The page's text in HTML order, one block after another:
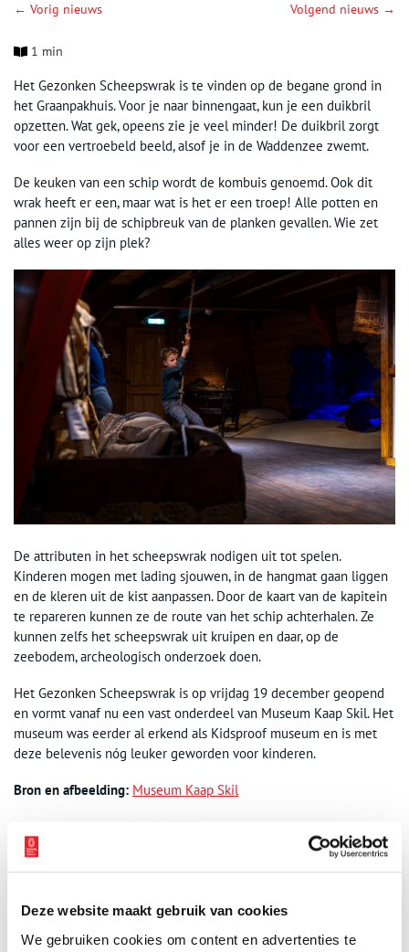
Deze website maakt gebruik van cookies
We gebruiken cookies om content en advertenties te
← Vorig nieuws Volgend nieuws →
1 min
Het Gezonken Scheepswrak is te vinden op de begane grond in
het Graanpakhuis. Voor je naar binnengaat, kun je een duikbril
opzetten. Wat gek, opeens zie je veel minder! De duikbril zorgt
voor een vertroebeld beeld, alsof je in de Waddenzee zwemt.
De keuken van een schip wordt de kombuis genoemd. Ook dit
wrak heeft er een, maar wat is het er een troep! Alle potten en
pannen zijn bij de schipbreuk van de planken gevallen. Wie zet
alles weer op zijn plek?
De attributen in het scheepswrak nodigen uit tot spelen.
Kinderen mogen met lading sjouwen, in de hangmat gaan liggen
en de kleren uit de kist aanpassen. Door de kaart van de kapitein
te repareren kunnen ze de route van het schip achterhalen. Ze
kunnen zelfs het scheepswrak uit kruipen en daar, op de
zeebodem, archeologisch onderzoek doen.
Het Gezonken Scheepswrak is op vrijdag 19 december geopend
en vormt vanaf nu een vast onderdeel van Museum Kaap Skil. Het
museum was eerder al erkend als Kidsproof museum en is met
deze belevenis nóg leuker geworden voor kinderen.
Bron en afbeelding: Museum Kaap Skil
Ontvang de nieuwsbrief